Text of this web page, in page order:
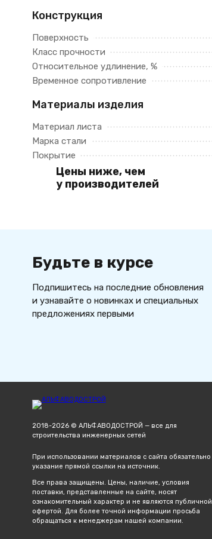
Конструкция
Поверхность
Класс прочности
Относительное удлинение, %
Временное сопротивление
Материалы изделия
Материал листа
Марка стали
Покрытие
Цены ниже, чем
у производителей
Будьте в курсе
Подпишитесь на последние обновления
и узнавайте о новинках и специальных
предложениях первыми
2018-2026 © АЛЬФАВОДОСТРОЙ — все для
строительства инженерных сетей
При использовании материалов с сайта обязательно
указание прямой ссылки на источник.
Все права защищены. Цены, наличие, условия
поставки, представленные на сайте, носят
ознакомительный характер и не являются публичной
офертой. Для более точной информации просьба
обращаться к менеджерам нашей компании.